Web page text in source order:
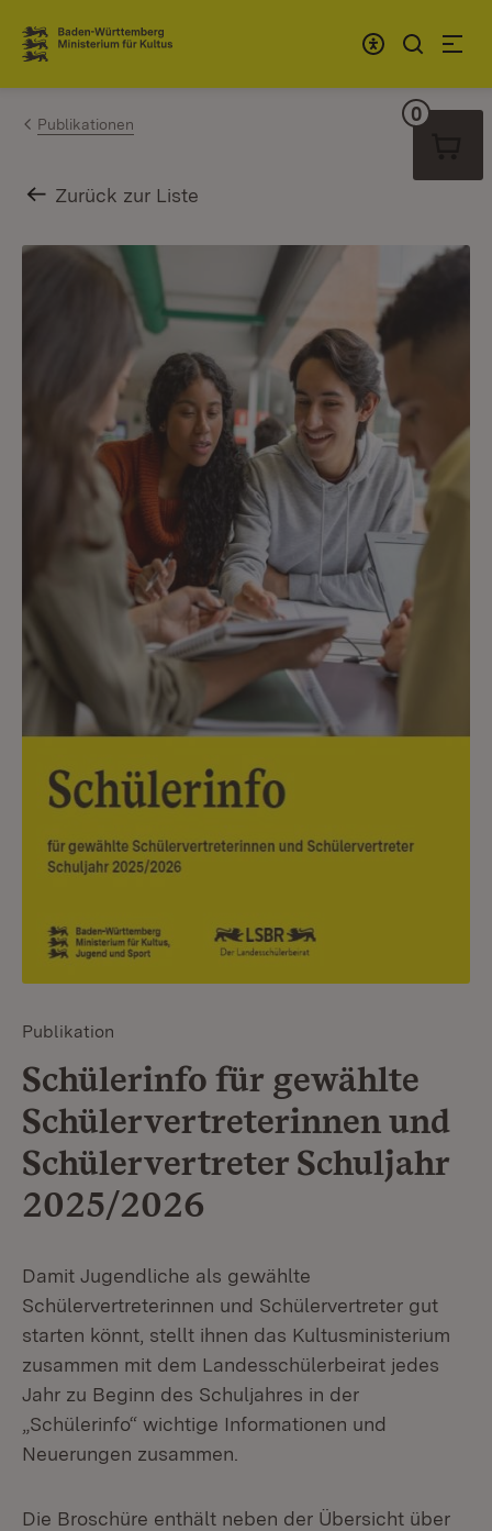
Zum Inhalt springen
Link zur Startseite
Publikationen
Zurück zur Liste
Publikation
Schülerinfo für gewählte
Schülervertreterinnen und
Schülervertreter Schuljahr
2025/2026
Damit Jugendliche als gewählte
Schülervertreterinnen und Schülervertreter gut
starten könnt, stellt ihnen das Kultusministerium
zusammen mit dem Landesschülerbeirat jedes
Jahr zu Beginn des Schuljahres in der
„Schülerinfo“ wichtige Informationen und
Neuerungen zusammen.
Die Broschüre enthält neben der Übersicht über
0